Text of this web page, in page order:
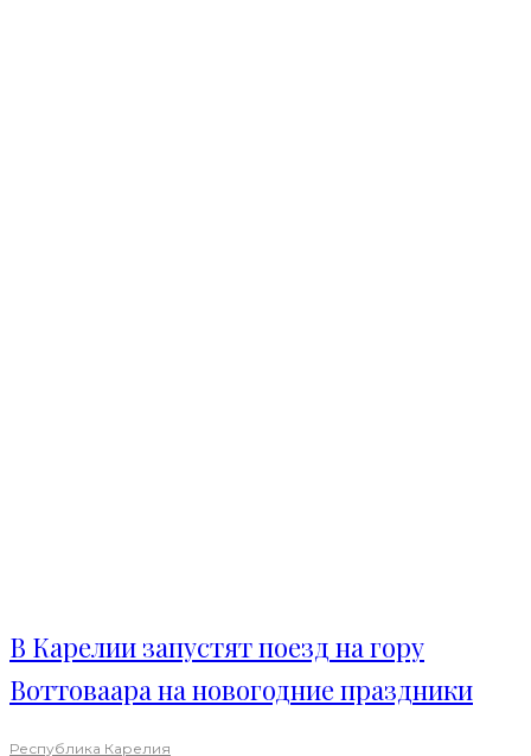
В Карелии запустят поезд на гору
Воттоваара на новогодние праздники
Республика Карелия